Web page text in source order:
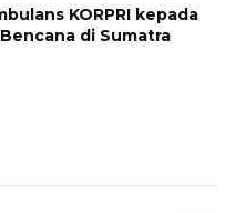
KORPRI kepada
di Sumatra